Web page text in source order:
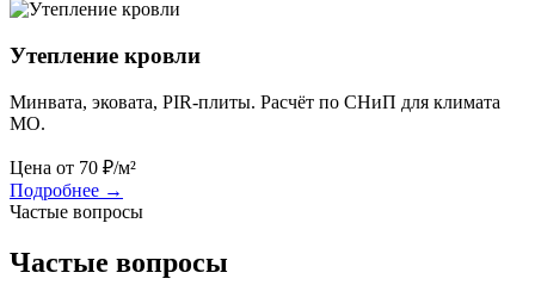
Утепление кровли
Минвата, эковата, PIR-плиты. Расчёт по СНиП для климата
МО.
Цена от 70 ₽/м²
Подробнее →
Частые вопросы
Частые вопросы